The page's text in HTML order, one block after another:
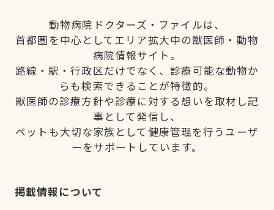
動物病院ドクターズ・ファイルは、
首都圏を中心としてエリア拡大中の獣医師・動物
病院情報サイト。
路線・駅・行政区だけでなく、診療可能な動物か
らも検索できることが特徴的。
獣医師の診療方針や診療に対する想いを取材し記
事として発信し、
ペットも大切な家族として健康管理を行うユーザ
ーをサポートしています。
掲載情報について